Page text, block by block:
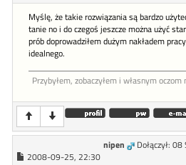
Myślę, że takie rozwiązania są bardzo
tanie no i do czegoś jeszcze można użyć
prób doprowadziłem dużym nakładem
idealnego.
Przybyłem, zobaczyłem i własnym oczom
nipen
Dołączył:
2008-09-25, 22:30